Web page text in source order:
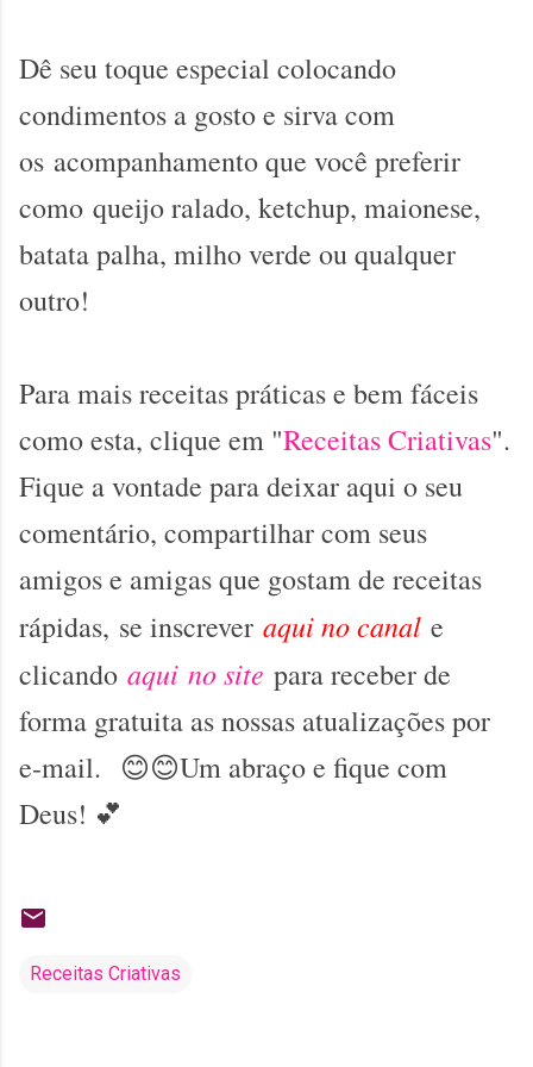
Dê seu toque especial colocando
condimentos a gosto e sirva com
os acompanhamento que você preferir
como queijo ralado, ketchup, maionese,
batata palha, milho verde ou qualquer
outro!
Para mais receitas práticas e bem fáceis
como esta, clique em "Receitas Criativas".
Fique a vontade para deixar aqui o seu
comentário, compartilhar com seus
amigos e amigas que gostam de receitas
rápidas, se inscrever aqui no canal e
clicando aqui no site para receber de
forma gratuita as nossas atualizações por
e-mail. 😊😊Um abraço e fique com
Deus! 💕
Receitas Criativas